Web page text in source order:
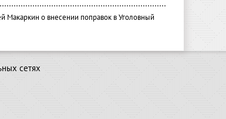
Макаркин о внесении поправок в Уголовный
сетях